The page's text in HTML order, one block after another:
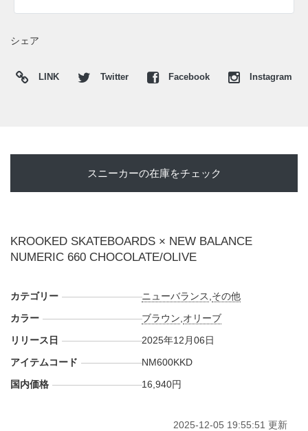
シェア
LINK Twitter Facebook Instagram
スニーカーの在庫をチェック
KROOKED SKATEBOARDS × NEW BALANCE
NUMERIC 660 CHOCOLATE/OLIVE
カテゴリー ニューバランス その他
カラー
ブラウン オリーブ
リリース日
2025年12月06日
アイテムコード
NM600KKD
国内価格
16,940円
2025-12-05 19:55:51 更新